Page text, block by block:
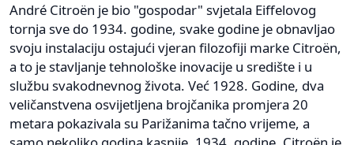
André Citroën je bio "gospodar" svjetala Eiffelovog
tornja sve do 1934. godine, svake godine je obnavljao
svoju instalaciju ostajući vjeran filozofiji marke Citroën,
a to je stavljanje tehnološke inovacije u središte i u
službu svakodnevnog života. Već 1928. Godine, dva
veličanstvena osvijetljena brojčanika promjera 20
metara pokazivala su Parižanima tačno vrijeme, a